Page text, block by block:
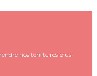
nos territoires plus